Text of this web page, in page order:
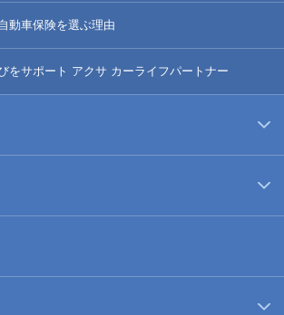
動車保険を選ぶ理由
をサポート アクサ カーライフパートナー